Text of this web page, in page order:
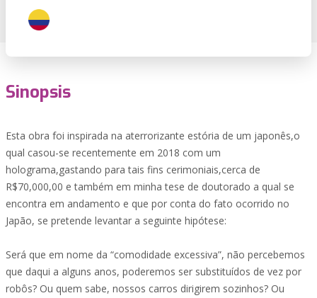
Sinopsis
Esta obra foi inspirada na aterrorizante estória de um japonês,o
qual casou-se recentemente em 2018 com um
holograma,gastando para tais fins cerimoniais,cerca de
R$70,000,00 e também em minha tese de doutorado a qual se
encontra em andamento e que por conta do fato ocorrido no
Japão, se pretende levantar a seguinte hipótese:
Será que em nome da “comodidade excessiva”, não percebemos
que daqui a alguns anos, poderemos ser substituídos de vez por
robôs? Ou quem sabe, nossos carros dirigirem sozinhos? Ou